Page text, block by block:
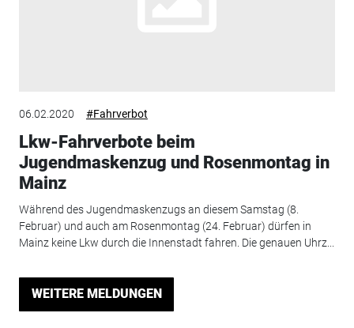
06.02.2020 #Fahrverbot
Lkw-Fahrverbote beim
Jugendmaskenzug und Rosenmontag in
Mainz
Während des Jugendmaskenzugs an diesem Samstag (8.
Februar) und auch am Rosenmontag (24. Februar) dürfen in
Mainz keine Lkw durch die Innenstadt fahren. Die genauen Uhrz...
WEITERE MELDUNGEN